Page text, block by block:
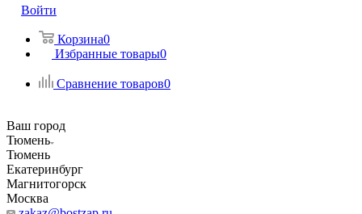
Войти
Корзина0
Избранные товары0
Сравнение товаров0
Ваш город
Тюмень
Тюмень
Екатеринбург
Магнитогорск
Москва